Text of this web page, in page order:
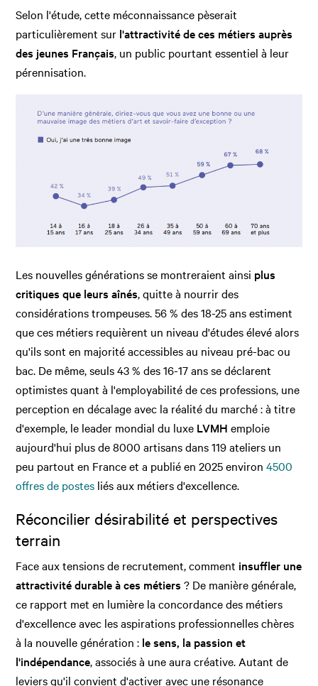
Selon l'étude, cette méconnaissance pèserait
particulièrement sur l'attractivité de ces métiers auprès
des jeunes Français, un public pourtant essentiel à leur
pérennisation.
Les nouvelles générations se montreraient ainsi plus
critiques que leurs aînés, quitte à nourrir des
considérations trompeuses. 56 % des 18-25 ans estiment
que ces métiers requièrent un niveau d'études élevé alors
qu'ils sont en majorité accessibles au niveau pré-bac ou
bac. De même, seuls 43 % des 16-17 ans se déclarent
optimistes quant à l'employabilité de ces professions, une
perception en décalage avec la réalité du marché : à titre
d'exemple, le leader mondial du luxe LVMH emploie
aujourd'hui plus de 8000 artisans dans 119 ateliers un
peu partout en France et a publié en 2025 environ4500
offres de postes liés aux métiers d'excellence.
Réconcilier désirabilité et perspectives
terrain
Face aux tensions de recrutement, comment insuffler une
attractivité durable à ces métiers ? De manière générale,
ce rapport met en lumière la concordance des métiers
d'excellence avec les aspirations professionnelles chères
à la nouvelle génération : le sens, la passion et
l'indépendance, associés à une aura créative. Autant de
leviers qu'il convient d'activer avec une résonance